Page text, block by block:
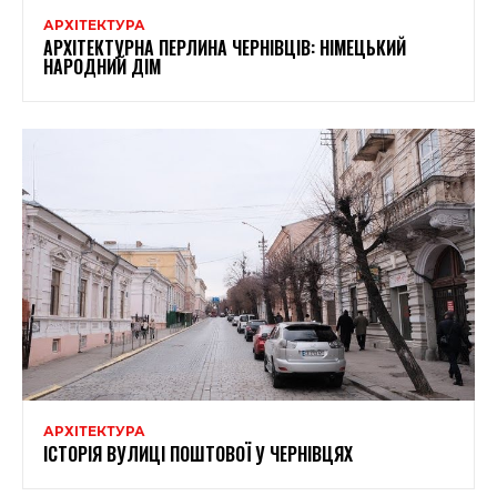
АРХІТЕКТУРА
АРХІТЕКТУРНА ПЕРЛИНА ЧЕРНІВЦІВ: НІМЕЦЬКИЙ
НАРОДНИЙ ДІМ
АРХІТЕКТУРА
ІСТОРІЯ ВУЛИЦІ ПОШТОВОЇ У ЧЕРНІВЦЯХ